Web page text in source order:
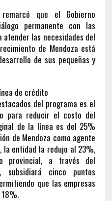
que el Gobierno
permanente con las
las necesidades del
de Mendoza está
de sus pequeñas y
de crédito
del programa es el
para reducir el costo del
de la línea es del 25%
de Mendoza como agente
la entidad la redujo al 23%,
provincial, a través del
subsidiará cinco puntos
que las empresas